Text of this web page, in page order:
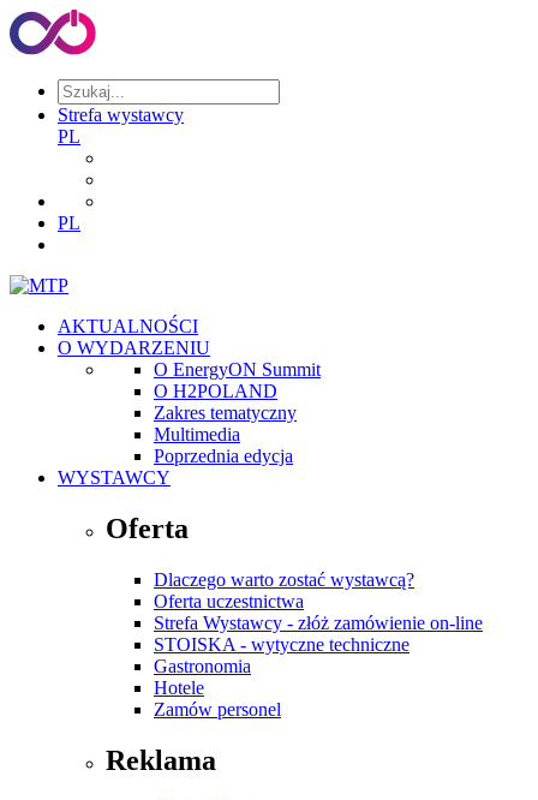
Strefa wystawcy
PL
PL
AKTUALNOŚCI
O WYDARZENIU
O EnergyON Summit
O H2POLAND
Zakres tematyczny
Multimedia
Poprzednia edycja
WYSTAWCY
Oferta
Dlaczego warto zostać wystawcą?
Oferta uczestnictwa
Strefa Wystawcy - złóż zamówienie on-line
STOISKA - wytyczne techniczne
Gastronomia
Hotele
Zamów personel
Reklama